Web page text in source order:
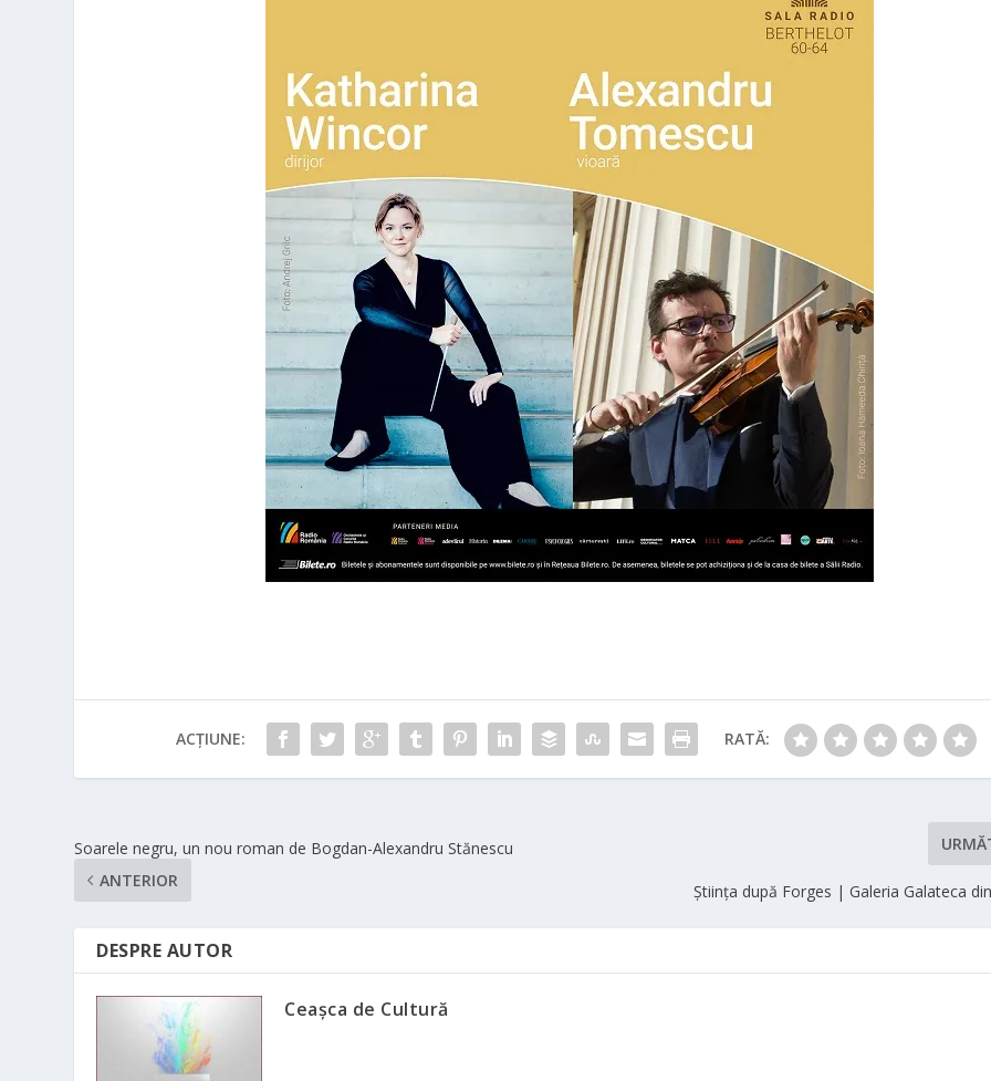
ACȚIUNE: RATĂ:
Soarele negru, un nou roman de Bogdan-Alexandru Stănescu
ANTERIOR
Știința după Forges | Galeria Galateca
DESPRE AUTOR
Ceașca de Cultură